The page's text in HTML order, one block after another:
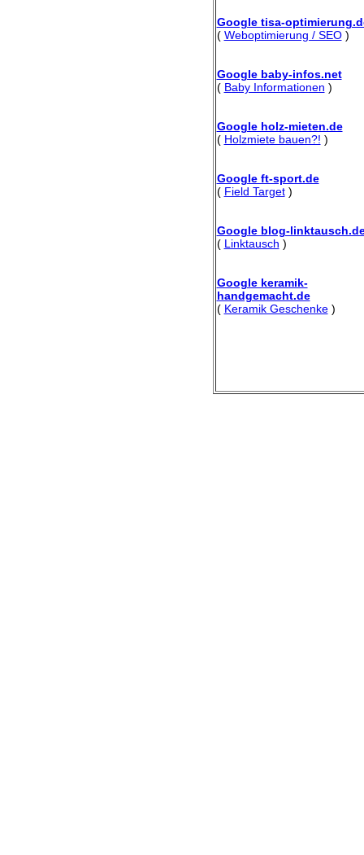
Google tisa-
( Weboptimierung / SEO)
Google baby-infos.net
( Baby Informationen )
Google holz-mieten.de
( Holzmiete bauen?! )
Google ft-sport.de
( Field Target)
Google blog-
( Linktausch )
Google keramik-
handgemacht.de
( Keramik Geschenke)